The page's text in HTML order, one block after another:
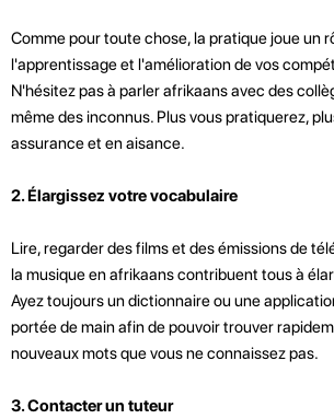
Comme pour toute chose, la pratique joue un
l'apprentissage et l'amélioration de vos
N'hésitez pas à parler afrikaans avec des
même des inconnus. Plus vous pratiquerez,
assurance et en aisance.
2. Élargissez votre vocabulaire
Lire, regarder des films et des émissions de
la musique en afrikaans contribuent tous à
Ayez toujours un dictionnaire ou une
portée de main afin de pouvoir trouver
nouveaux mots que vous ne connaissez pas.
3. Contacter un tuteur